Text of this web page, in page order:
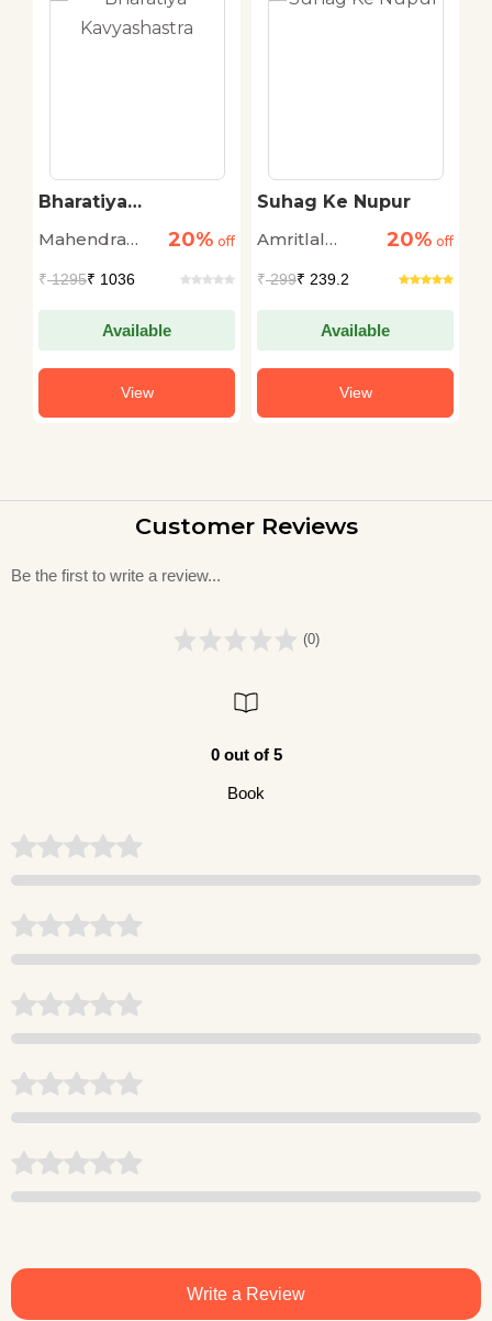
Bharatiya
Mahendra
20% off
₹1295₹ 1036
Available
View
Suhag Ke Nupur
Amritlal
20% off
₹299₹ 239.2
Available
View
Customer Reviews
Be the first to write a review...
(0)
0 out of 5
Book
Write a Review